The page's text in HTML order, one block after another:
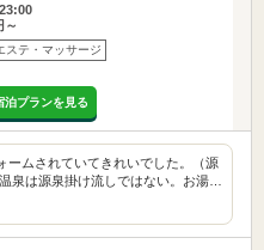
～
ステ・マッサージ
泊プランを見る
ームされていてきれいでした。（源
泉は源泉掛け流しではない。お湯…